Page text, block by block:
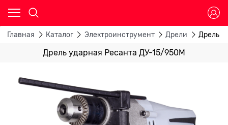
Главная Каталог Электроинструмент Дрели Дрель
Дрель ударная Ресанта ДУ-15/950М